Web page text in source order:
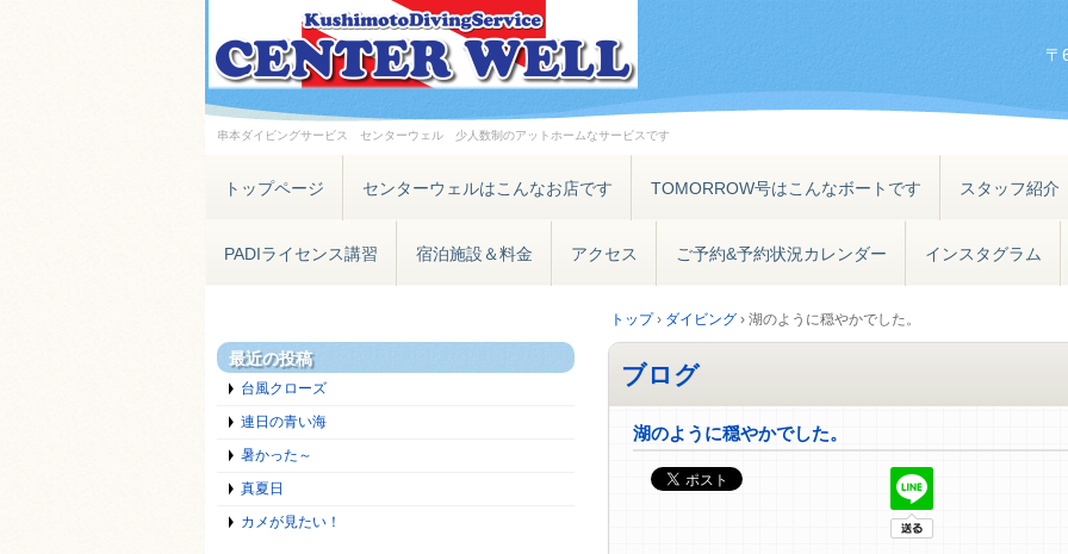
串本ダイビングサービス センターウェル 少人数制のアットホームなサービスです
〒
トップページ センターウェルはこんなお店です TOMORROW号はこんなボートです スタッフ紹介
PADIライセンス講習 宿泊施設＆料金 アクセス ご予約&予約状況カレンダー インスタグラム
トップ› ダイビング › 湖のように穏やかでした。
ブログ
湖のように穏やかでした。
最近の投稿
台風クローズ
連日の青い海
暑かった～
真夏日
カメが見たい！